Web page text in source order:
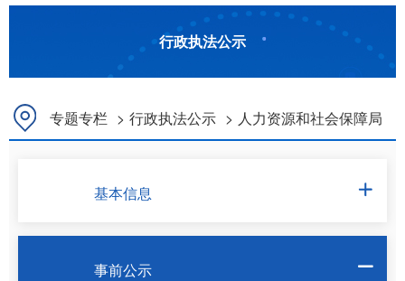
行政执法公示
专题专栏 > 行政执法公示 > 人力资源和社会保障局
基本信息 
事前公示 